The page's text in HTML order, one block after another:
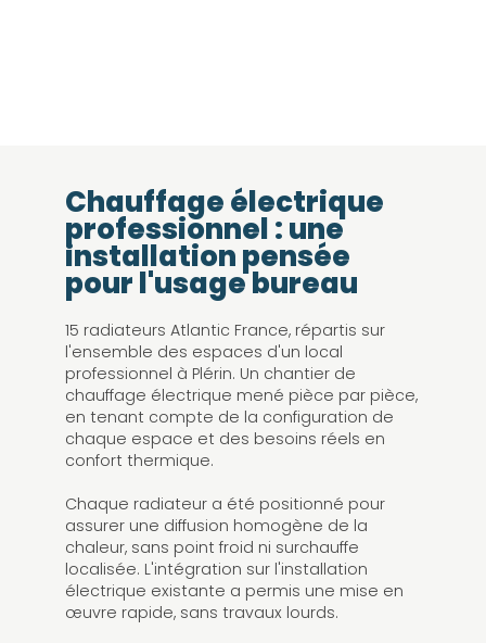
Chauffage électrique
professionnel : une
installation pensée
pour l'usage bureau
15 radiateurs Atlantic France, répartis sur
l'ensemble des espaces d'un local
professionnel à Plérin. Un chantier de
chauffage électrique mené pièce par pièce,
en tenant compte de la configuration de
chaque espace et des besoins réels en
confort thermique.
Chaque radiateur a été positionné pour
assurer une diffusion homogène de la
chaleur, sans point froid ni surchauffe
localisée. L'intégration sur l'installation
électrique existante a permis une mise en
œuvre rapide, sans travaux lourds.